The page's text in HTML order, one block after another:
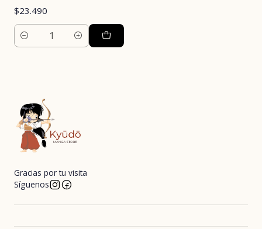
$23.490
Cantidad
Gracias por tu visita
Síguenos